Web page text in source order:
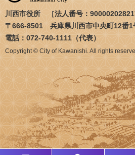
川西市役所 ［法人番号：
〒666-8501 兵庫県川西市中央町12番
電話：072-740-1111（代表）
Copyright © City of Kawanishi. All rights